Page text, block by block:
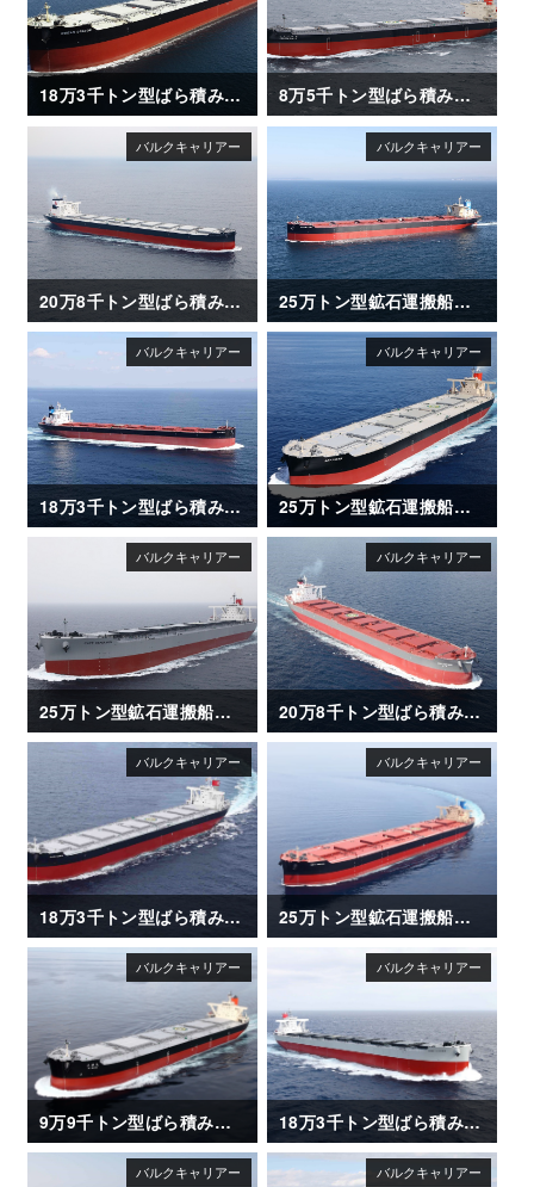
18万3千トン型ばら積み運搬船「OCEAN DRAGON」 8万5千トン型ばら積み運搬船「ISHIZUCHI Ⅱ」
20万8千トン型ばら積み運搬船「SANTA ISABEL」竣工 25万トン型鉱石運搬船「NSU BRILLIANCE」
18万3千トン型ばら積み運搬船「NIGHTSKY」 25万トン型鉱石運搬船「AKAGISAN」
25万トン型鉱石運搬船「CAPE ESPERANZA」 20万8千トン型ばら積み運搬船「CSK ZEPHYR」
18万3千トン型ばら積み運搬船「CAPE OASIS」 25万トン型鉱石運搬船「NSU XANADU」
9万9千トン型ばら積み運搬船「OI MARU (大井丸)」 18万3千トン型ばら積み運搬船「CAPE CLOVER」